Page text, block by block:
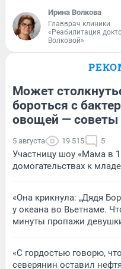
Ирина Волкова
Главврач клиники
«Реабилитация
Волковой»
Может
бороться с
овощей — советы
5 августа 19 515 5
Участницу шоу «Мама в
домогательствах к
«Она крикнула: „Дядя
у океана во Вьетнаме.
минуты пропажи
«С гордостью говорю,
северянин оставил